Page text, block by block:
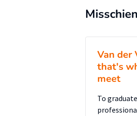
Van der
that's
meet
To